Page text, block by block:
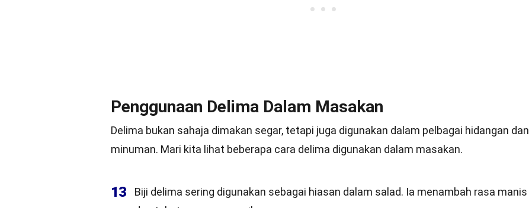
Penggunaan Delima Dalam Masakan
Delima bukan sahaja dimakan segar, tetapi juga digunakan dalam pelbagai hidangan dan
minuman. Mari kita lihat beberapa cara delima digunakan dalam masakan.
13
Biji delima sering digunakan sebagai hiasan dalam salad. Ia menambah rasa manis